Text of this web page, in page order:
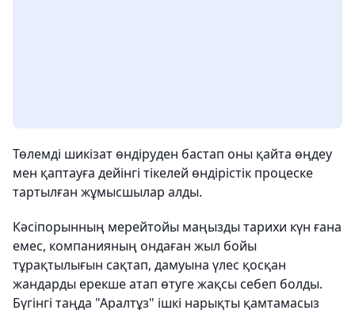
Төлемді шикізат өндіруден бастап оны қайта өңдеу
мен қаптауға дейінгі тікелей өндірістік процеске
тартылған жұмысшылар алды.
Кәсіпорынның мерейтойы маңызды тарихи күн ғана
емес, компанияның ондаған жыл бойы
тұрақтылығын сақтап, дамуына үлес қосқан
жандарды ерекше атап өтуге жақсы себеп болды.
Бүгінгі таңда "Аралтұз" ішкі нарықты қамтамасыз